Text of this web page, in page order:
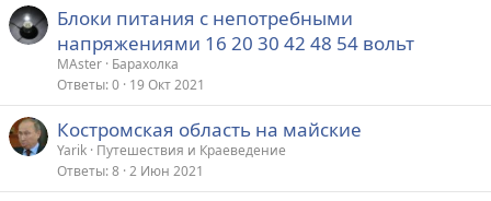
Блоки питания с непотребными
напряжениями 16 20 30 42 48 54 вольт
МАster Барахолка
Ответы 0 19 Окт 2021
Костромская область на майские
Yarik Путешествия и Краеведение
Ответы 8 2 Июн 2021